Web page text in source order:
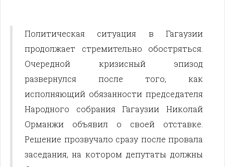
Политическая ситуация в Гагаузии
продолжает стремительно обостряться.
Очередной кризисный эпизод
развернулся после того, как
исполняющий обязанности председателя
Народного собрания Гагаузии Николай
Орманжи объявил о своей отставке.
Решение прозвучало сразу после провала
заседания, на котором депутаты должны